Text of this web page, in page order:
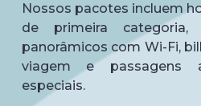
Nossos pacotes incluem
de primeira categoria,
panorâmicos com Wi-Fi,
viagem e passagens
especiais.